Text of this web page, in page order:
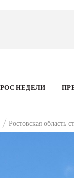
НЕДЕЛИ
Ростовская область